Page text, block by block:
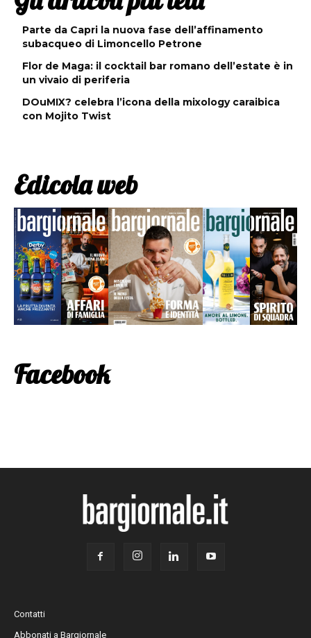
Parte da Capri la nuova fase dell’affinamento
subacqueo di Limoncello Petrone
Flor de Maga: il cocktail bar romano dell’estate è in
un vivaio di periferia
DOuMIX? celebra l’icona della mixology caraibica
con Mojito Twist
Edicola web
Facebook
Contatti
Abbonati a Bargiornale